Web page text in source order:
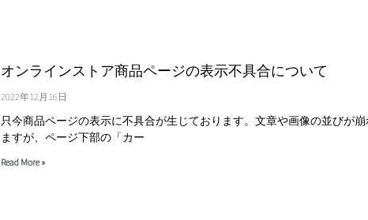
オンラインストア商品ページの表示不具合について
2022年12月16日
只今商品ページの表示に不具合が生じております。文章や画像の並びが崩
ますが、ページ下部の「カー
Read More »